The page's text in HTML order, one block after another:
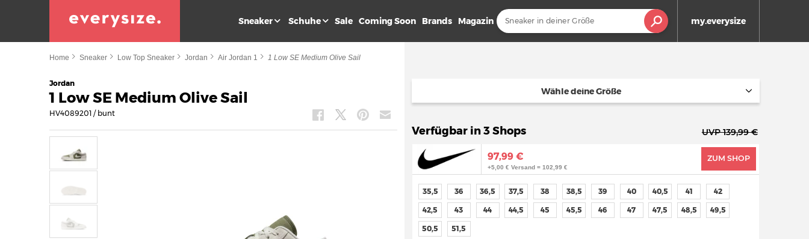
my.everysize
Sneaker Schuhe Sale Coming Soon Brands Magazin
Home Sneaker Low Top Sneaker Jordan Air Jordan 1 1 Low SE Medium Olive Sail
Jordan
1 Low SE Medium Olive Sail
HV4089201 / bunt
Wähle deine Größe
Verfügbar in 3 Shops UVP 139,99 €
97,99 €
+5,00 € Versand = 102,99 €
ZUM SHOP
35,5 36 36,5 37,5 38 38,5 39 40 40,5 41 42
42,5 43 44 44,5 45 45,5 46 47 47,5 48,5 49,5
50,5 51,5